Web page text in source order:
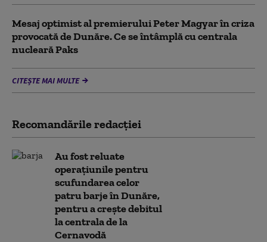
Mesaj optimist al premierului Peter Magyar în criza
provocată de Dunăre. Ce se întâmplă cu centrala
nucleară Paks
CITEȘTE MAI MULTE
Recomandările redacţiei
Au fost reluate
operațiunile pentru
scufundarea celor
patru barje în Dunăre,
pentru a crește debitul
la centrala de la
Cernavodă